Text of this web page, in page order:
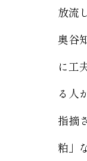
放流
奥谷
に工
る人
指摘
粕」